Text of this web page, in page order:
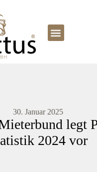
30. Januar 2025
legt
2024 vor